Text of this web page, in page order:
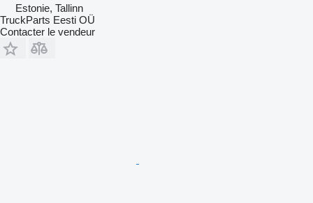
Estonie, Tallinn
TruckParts Eesti OÜ
Contacter le vendeur